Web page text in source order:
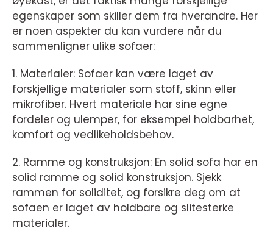
egenskaper som skiller dem fra hverandre. Her
er noen aspekter du kan vurdere når du
sammenligner ulike sofaer:
1. Materialer: Sofaer kan være laget av
forskjellige materialer som stoff, skinn eller
mikrofiber. Hvert materiale har sine egne
fordeler og ulemper, for eksempel holdbarhet,
komfort og vedlikeholdsbehov.
2. Ramme og konstruksjon: En solid sofa har en
solid ramme og solid konstruksjon. Sjekk
rammen for soliditet, og forsikre deg om at
sofaen er laget av holdbare og slitesterke
materialer.